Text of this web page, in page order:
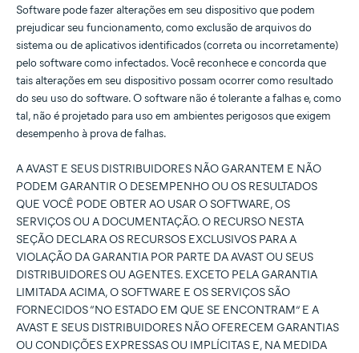
Software pode fazer alterações em seu dispositivo que podem
prejudicar seu funcionamento, como exclusão de arquivos do
sistema ou de aplicativos identificados (correta ou incorretamente)
pelo software como infectados. Você reconhece e concorda que
tais alterações em seu dispositivo possam ocorrer como resultado
do seu uso do software. O software não é tolerante a falhas e, como
tal, não é projetado para uso em ambientes perigosos que exigem
desempenho à prova de falhas.
A AVAST E SEUS DISTRIBUIDORES NÃO GARANTEM E NÃO
PODEM GARANTIR O DESEMPENHO OU OS RESULTADOS
QUE VOCÊ PODE OBTER AO USAR O SOFTWARE, OS
SERVIÇOS OU A DOCUMENTAÇÃO. O RECURSO NESTA
SEÇÃO DECLARA OS RECURSOS EXCLUSIVOS PARA A
VIOLAÇÃO DA GARANTIA POR PARTE DA AVAST OU SEUS
DISTRIBUIDORES OU AGENTES. EXCETO PELA GARANTIA
LIMITADA ACIMA, O SOFTWARE E OS SERVIÇOS SÃO
FORNECIDOS “NO ESTADO EM QUE SE ENCONTRAM” E A
AVAST E SEUS DISTRIBUIDORES NÃO OFERECEM GARANTIAS
OU CONDIÇÕES EXPRESSAS OU IMPLÍCITAS E, NA MEDIDA